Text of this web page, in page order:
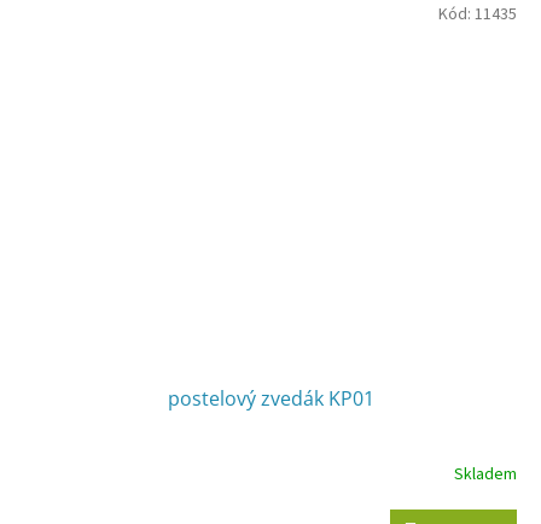
postelový zvedák KP01
Skladem
Kód: 11435